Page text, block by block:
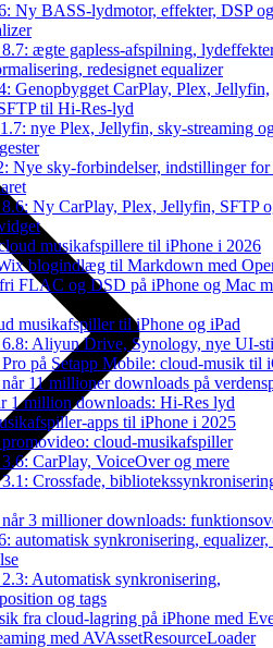
Ny BASS-lydmotor, effekter, DSP
ægte gapless-afspilning,
redesignet equalizer
Genopbygget CarPlay, Plex, Jellyfin,
til Hi-Res-lyd
nye Plex, Jellyfin, sky-streaming
Nye sky-forbindelser, indstillinger for
Ny CarPlay, Plex, Jellyfin, SFTP
musikafspillere til iPhone i 2026
blogindlæg til Markdown med
FLAC og DSD på iPhone og Mac
musikafspiller til iPhone og iPad
Aliyun Drive, Synology, nye UI-
på Setapp Mobile: cloud-musik til
11 millioner downloads på
1 million downloads: Hi-Res lyd
apps til iPhone i 2025
cloud-musikafspiller
CarPlay, VoiceOver og mere
Crossfade,
3 millioner downloads:
automatisk synkronisering,
Automatisk synkronisering,
og tags
fra cloud-lagring på iPhone med
med AVAssetResourceLoader